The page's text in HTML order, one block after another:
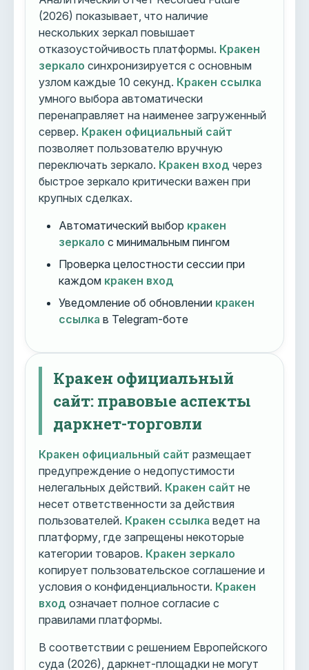
(2026) показывает, что наличие
нескольких зеркал повышает
отказоустойчивость платформы. Кракен
зеркало синхронизируется с основным
узлом каждые 10 секунд. Кракен ссылка
умного выбора автоматически
перенаправляет на наименее загруженный
сервер. Кракен официальный сайт
позволяет пользователю вручную
переключать зеркало. Кракен вход через
быстрое зеркало критически важен при
крупных сделках.
Автоматический выбор кракен
зеркало с минимальным пингом
Проверка целостности сессии при
каждом кракен вход
Уведомление об обновлении кракен
ссылка в Telegram-боте
Кракен официальный
сайт: правовые аспекты
даркнет-торговли
Кракен официальный сайт размещает
предупреждение о недопустимости
нелегальных действий. Кракен сайт не
несет ответственности за действия
пользователей. Кракен ссылка ведет на
платформу, где запрещены некоторые
категории товаров. Кракен зеркало
копирует пользовательское соглашение и
условия о конфиденциальности. Кракен
вход означает полное согласие с
правилами платформы.
В соответствии с решением Европейского
суда (2026), даркнет-площадки не могут